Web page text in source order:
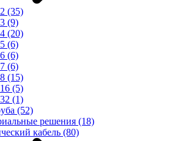
(35)
(9)
(20)
(6)
(6)
(6)
(15)
(5)
(1)
(52)
решения (18)
кабель (80)